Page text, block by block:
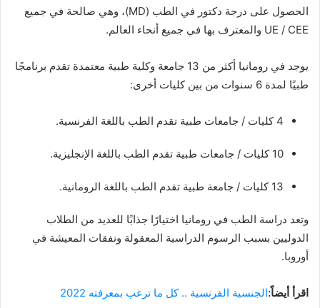
الحصول على درجة دكتور في الطب (MD)، وهي صالحة في جميع
UE / CEE والمعترف بها في جميع أنحاء العالم.
يوجد في رومانيا أكثر من 13 جامعة وكلية طبية معتمدة تقدم برنامجًا
طبيًا لمدة 6 سنوات من بين كليات أخرى:
4 كليات / جامعات طبية تقدم الطب باللغة الفرنسية.
10 كليات / جامعات طبية تقدم الطب باللغة الإنجليزية.
13 كليات / جامعة طبية تقدم الطب باللغة الرومانية.
وتعد دراسة الطب في رومانيا اختيارًا جذابًا للعديد من الطلاب
الدوليين بسبب الرسوم الدراسية المعقولة ونفقات المعيشة في
أوروبا.
اقرأ أيضاً:الجنسية الفرنسية .. كل ما ترغب بمعرفته 2022